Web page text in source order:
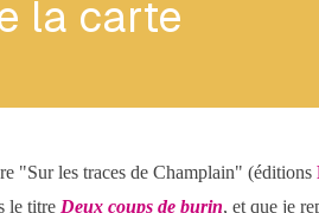
la carte
"Sur les traces de Champlain" (éditions
le titre Deux coups de burin, et que je